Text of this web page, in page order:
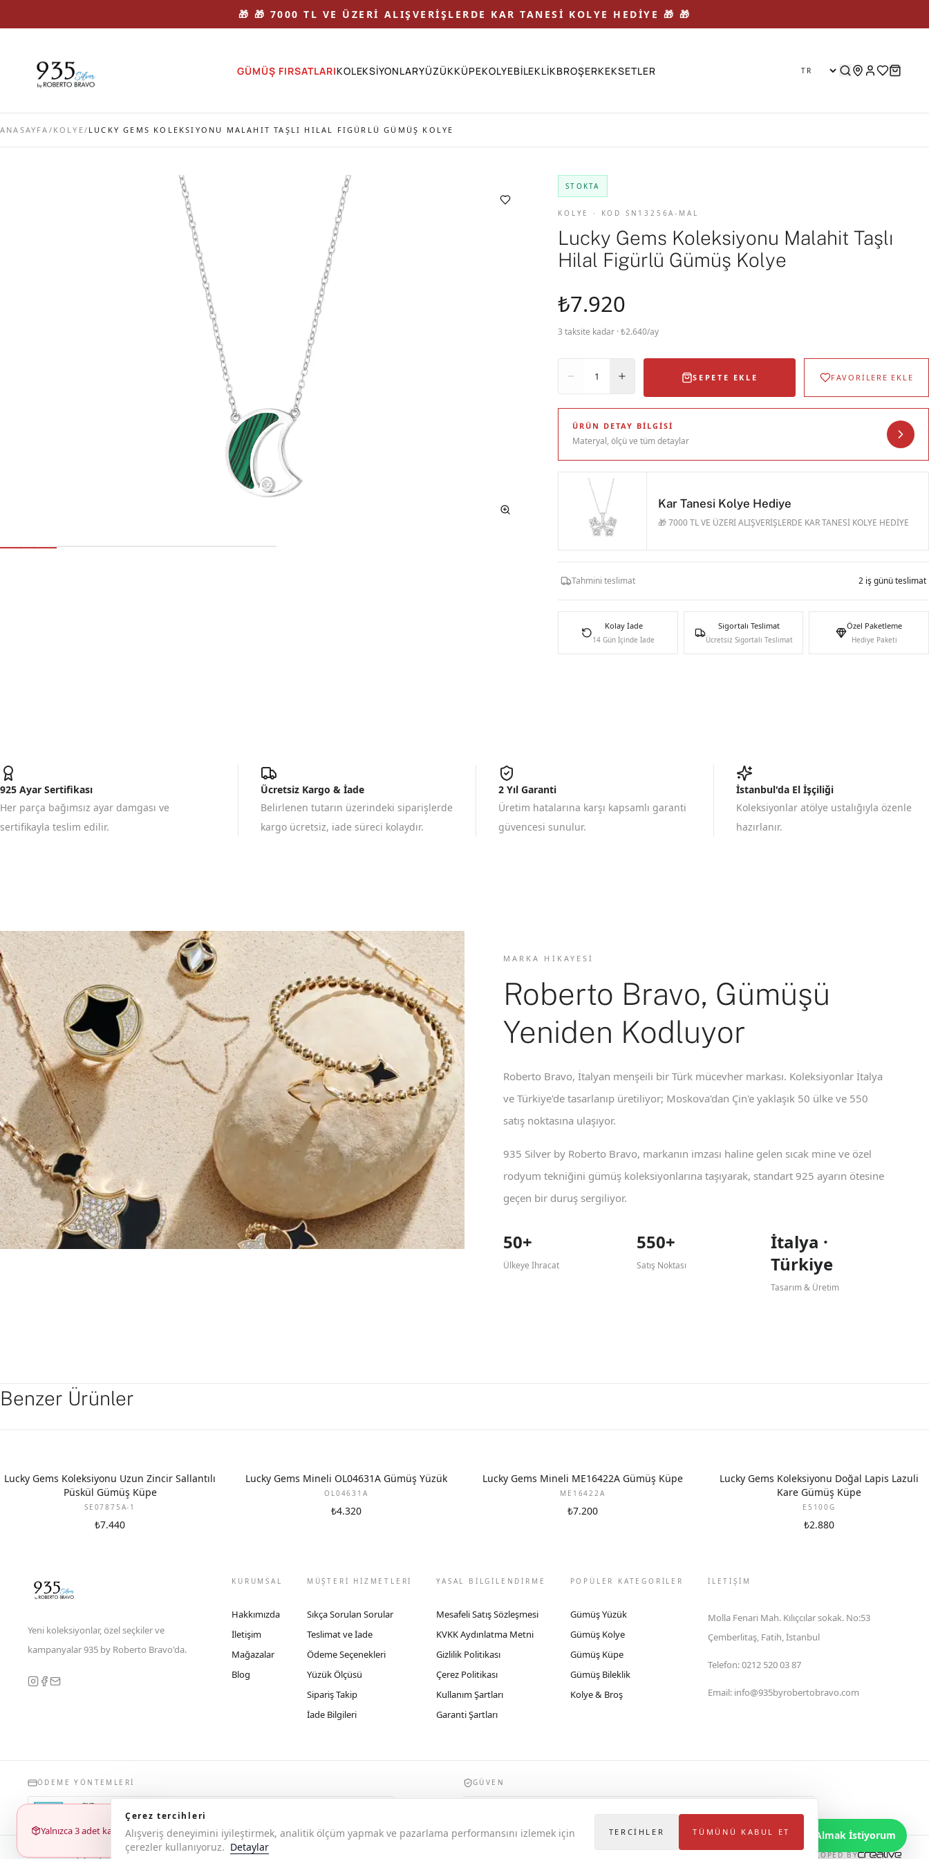
🎁 🎁 7000 TL VE ÜZERİ ALIŞVERİŞLERDE KAR TANESİ KOLYE HEDİYE 🎁 🎁
GÜMÜŞ FIRSATLARIKOLEKSİYONLARYÜZÜKKÜPEKOLYEBİLEKLİKBROŞERKEKSETLER
ANASAYFA / KOLYE/ LUCKY GEMS KOLEKSIYONU MALAHIT TAŞLI HILAL FIGÜRLÜ GÜMÜŞ KOLYE
STOKTA
KOLYE · KOD SN13256A-MAL
Lucky Gems Koleksiyonu Malahit Taşlı
Hilal Figürlü Gümüş Kolye
Yalnızca 3 adet kaldı
₺7.920
3 taksite kadar · ₺2.640/ay
1 SEPETE EKLE FAVORİLERE EKLE
ÜRÜN DETAY BILGISI
Materyal, ölçü ve tüm detaylar
Kar Tanesi Kolye Hediye
🎁 7000 TL VE ÜZERİ ALIŞVERİŞLERDE KAR TANESİ KOLYE HEDİYE
Tahmini teslimat 2 iş günü teslimat
Kolay İade
14 Gün İçinde İade
Sigortalı Teslimat
Ücretsiz Sigortalı Teslimat
Özel Paketleme
Hediye Paketi
925 Ayar Sertifikası
Her parça bağımsız ayar damgası ve
sertifikayla teslim edilir.
Ücretsiz Kargo & İade
Belirlenen tutarın üzerindeki siparişlerde
kargo ücretsiz, iade süreci kolaydır.
2 Yıl Garanti
Üretim hatalarına karşı kapsamlı garanti
güvencesi sunulur.
İstanbul'da El İşçiliği
Koleksiyonlar atölye ustalığıyla özenle
hazırlanır.
MARKA HIKAYESI
Roberto Bravo, Gümüşü
Yeniden Kodluyor
Roberto Bravo, İtalyan menşeili bir Türk mücevher markası. Koleksiyonlar İtalya
ve Türkiye'de tasarlanıp üretiliyor; Moskova'dan Çin'e yaklaşık 50 ülke ve 550
satış noktasına ulaşıyor.
935 Silver by Roberto Bravo, markanın imzası haline gelen sıcak mine ve özel
rodyum tekniğini gümüş koleksiyonlarına taşıyarak, standart 925 ayarın ötesine
geçen bir duruş sergiliyor.
50+
Ülkeye İhracat
550+
Satış Noktası
İtalya ·
Türkiye
Tasarım & Üretim
Benzer Ürünler
Lucky Gems Koleksiyonu Uzun Zincir Sallantılı
Püskül Gümüş Küpe
SE07875A-1
₺7.440
Lucky Gems Mineli OL04631A Gümüş Yüzük
OL04631A
₺4.320
Lucky Gems Mineli ME16422A Gümüş Küpe
ME16422A
₺7.200
Lucky Gems Koleksiyonu Doğal Lapis Lazuli
Kare Gümüş Küpe
E5100G
₺2.880
Yeni koleksiyonlar, özel seçkiler ve
kampanyalar 935 by Roberto Bravo'da.
KURUMSAL
Hakkımızda
İletişim
Mağazalar
Blog
MÜŞTERİ HİZMETLERİ
Sıkça Sorulan Sorular
Teslimat ve İade
Ödeme Seçenekleri
Yüzük Ölçüsü
Sipariş Takip
İade Bilgileri
YASAL BİLGİLENDİRME
Mesafeli Satış Sözleşmesi
KVKK Aydınlatma Metni
Gizlilik Politikası
Çerez Politikası
Kullanım Şartları
Garanti Şartları
POPÜLER KATEGORİLER
Gümüş Yüzük
Gümüş Kolye
Gümüş Küpe
Gümüş Bileklik
Kolye & Broş
İLETIŞIM
Molla Fenari Mah. Kılıçcılar sokak. No:53
Çemberlitaş, Fatih, İstanbul
Telefon:0212 520 03 87
Email: info@935byrobertobravo.com
ÖDEME YÖNTEMLERI GÜVEN
© 2026 Copyright 935 by Roberto Bravo DEVELOPED BY
Bilgi Almak İstiyorum
Çerez tercihleri
Alışveriş deneyimini iyileştirmek, analitik ölçüm yapmak ve pazarlama performansını izlemek için
çerezler kullanıyoruz. Detaylar
TERCIHLER TÜMÜNÜ KABUL ET